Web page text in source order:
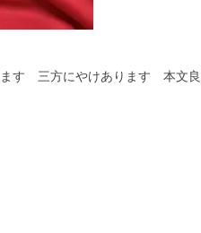
ます 三方にやけあります 本文